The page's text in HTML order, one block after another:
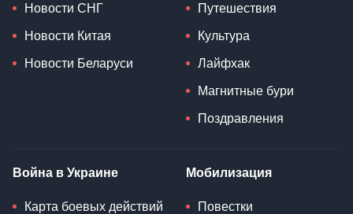
Новости СНГ
Новости Китая
Новости Беларуси
Путешествия
Культура
Лайфхак
Магнитные бури
Поздравления
Война в Украине
Карта боевых действий
Мобилизация
Повестки